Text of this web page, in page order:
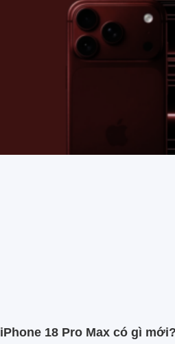
iPhone 18 Pro Max có gì